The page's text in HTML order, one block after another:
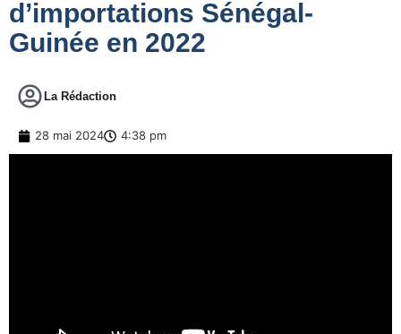
d’importations Sénégal-
Guinée en 2022
La Rédaction
28 mai 2024 4:38 pm